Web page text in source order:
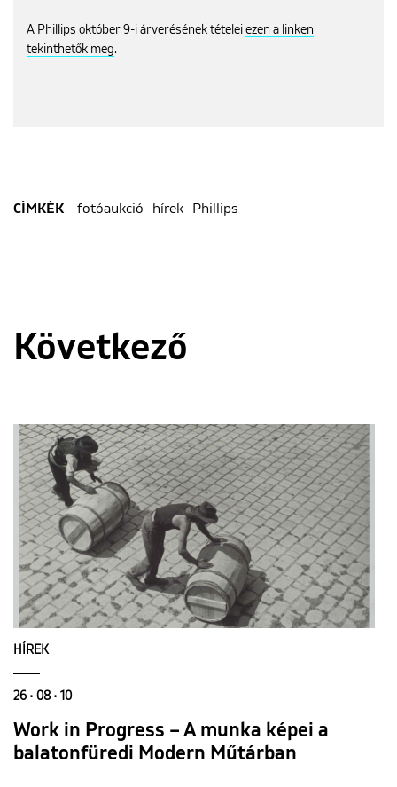
A Phillips október 9-i árverésének tételei ezen a linken
tekinthetők meg.
CÍMKÉK fotóaukció hírek Phillips
Következő
HÍREK
26 • 08 • 10
Work in Progress – A munka képei a
balatonfüredi Modern Műtárban